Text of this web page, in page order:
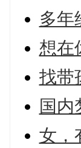
多年
想在
找带
国内
女，